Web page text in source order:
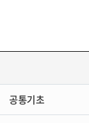
공통기초